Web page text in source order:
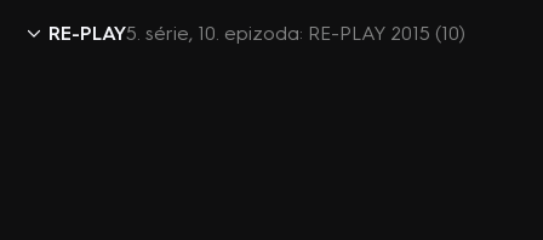
RE-PLAY5. série, 10. epizoda: RE-PLAY 2015 (10)